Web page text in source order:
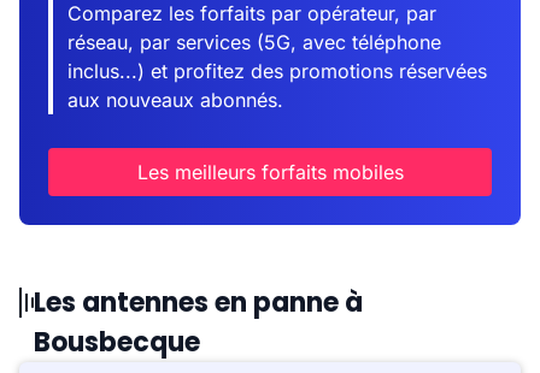
Comparez les forfaits par opérateur, par
réseau, par services (5G, avec téléphone
inclus...) et profitez des promotions réservées
aux nouveaux abonnés.
Les meilleurs forfaits mobiles
Les antennes en panne à
Bousbecque